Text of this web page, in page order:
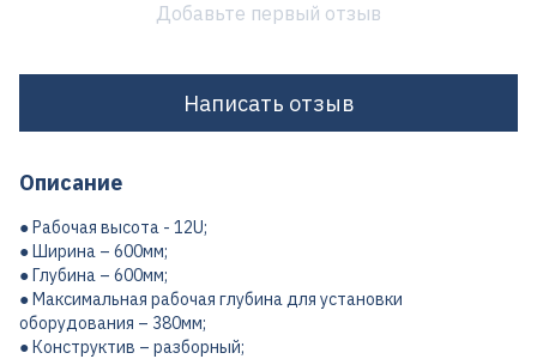
Добавьте первый отзыв
Написать отзыв
Описание
● Рабочая высота - 12U;
● Ширина – 600мм;
● Глубина – 600мм;
● Максимальная рабочая глубина для установки
оборудования – 380мм;
● Конструктив – разборный;